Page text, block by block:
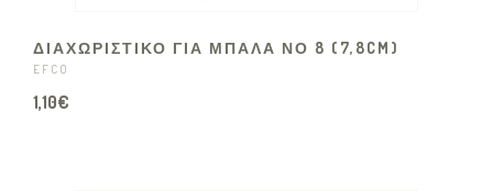
ΔΙΑΧΩΡΙΣΤΙΚΟ ΓΙΑ ΜΠΑΛΑ ΝΟ 8 (7,8CM)
EFCO
1,10€